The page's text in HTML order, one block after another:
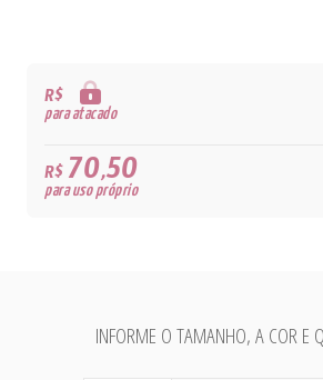
R$
para atacado
R$70,50
para uso próprio
INFORME O TAMANHO, A COR E